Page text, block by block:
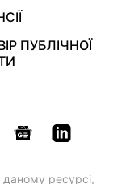
ПУБЛІЧНОЇ
даному ресурсі,